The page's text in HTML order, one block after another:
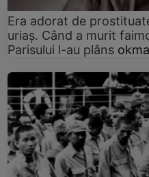
Era adorat de
uriaș. Când a murit
Parisului l-au plâns